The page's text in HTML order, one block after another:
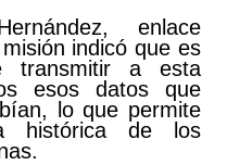
enlace
indicó que es
transmitir a esta
esos datos que
lo que permite
histórica de los